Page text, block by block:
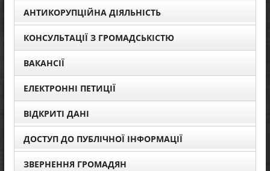
АНТИКОРУПЦІЙНА ДІЯЛЬНІСТЬ
КОНСУЛЬТАЦІЇ З ГРОМАДСЬКІСТЮ
ВАКАНСІЇ
ЕЛЕКТРОННІ ПЕТИЦІЇ
ВІДКРИТІ ДАНІ
ДОСТУП ДО ПУБЛІЧНОЇ ІНФОРМАЦІЇ
ЗВЕРНЕННЯ ГРОМАДЯН